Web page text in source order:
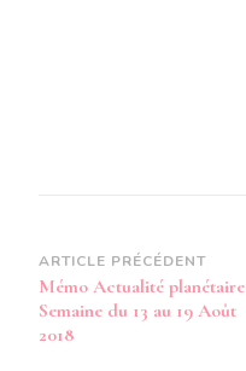
Navigation
d’article
ARTICLE PRÉCÉDENT
Mémo Actualité planétaire
Semaine du 13 au 19 Août
2018